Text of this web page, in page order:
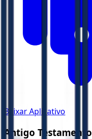
Baixar Aplicativo
Antigo Testamento